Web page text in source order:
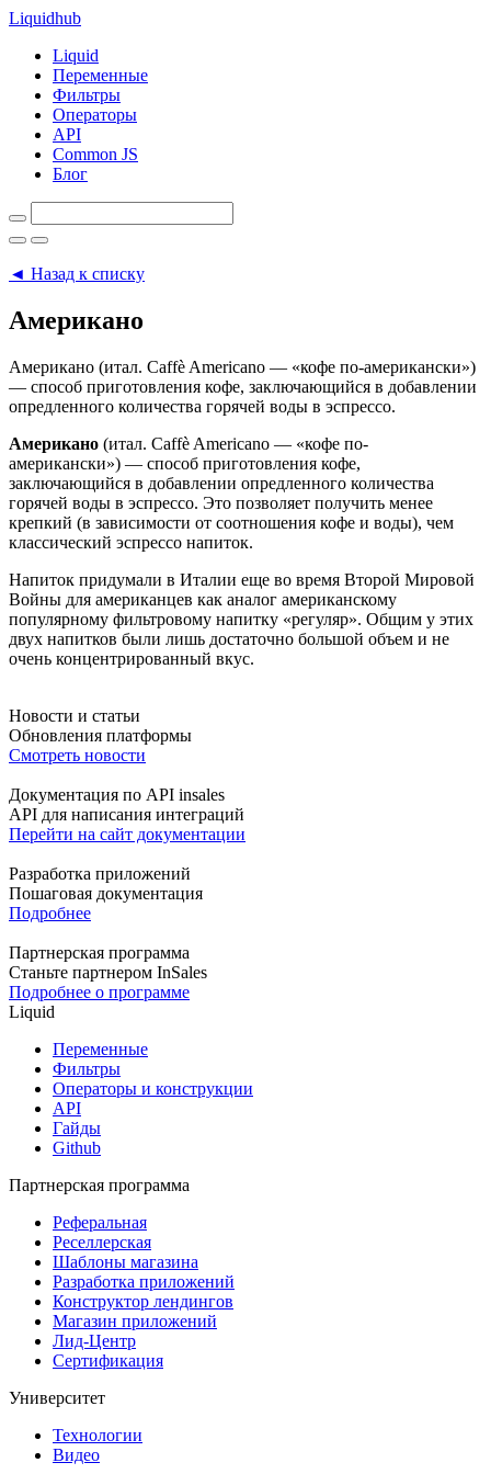
Liquidhub
Liquid
Переменные
Фильтры
Операторы
API
Common JS
Блог
◄ Назад к списку
Американо
Американо (итал. Caffè Americano — «кофе по-американски»)
— способ приготовления кофе, заключающийся в добавлении
опредленного количества горячей воды в эспрессо.
Американо (итал. Caffè Americano — «кофе по-
американски») — способ приготовления кофе,
заключающийся в добавлении опредленного количества
горячей воды в эспрессо. Это позволяет получить менее
крепкий (в зависимости от соотношения кофе и воды), чем
классический эспрессо напиток.
Напиток придумали в Италии еще во время Второй Мировой
Войны для американцев как аналог американскому
популярному фильтровому напитку «регуляр». Общим у этих
двух напитков были лишь достаточно большой объем и не
очень концентрированный вкус.
Новости и статьи
Обновления платформы
Смотреть новости
Документация по API insales
API для написания интеграций
Перейти на сайт документации
Разработка приложений
Пошаговая документация
Подробнее
Партнерская программа
Станьте партнером InSales
Подробнее о программе
Liquid
Переменные
Фильтры
Операторы и конструкции
API
Гайды
Github
Партнерская программа
Реферальная
Реселлерская
Шаблоны магазина
Разработка приложений
Конструктор лендингов
Магазин приложений
Лид-Центр
Сертификация
Университет
Технологии
Видео